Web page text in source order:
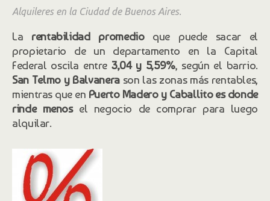
Alquileres en la Ciudad de Buenos Aires.
La rentabilidad promedioque puede sacar el
propietario de un departamento en la Capital
Federal oscila entre 3,04 y 5,59%, según el barrio.
San Telmo y Balvanerason las zonas más rentables,
mientras que en Puerto Madero y Caballito es donde
rinde menosel negocio de comprar para luego
alquilar.